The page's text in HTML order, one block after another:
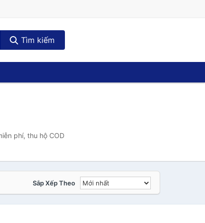
Tìm kiếm
phí, thu hộ COD
Sắp Xếp Theo